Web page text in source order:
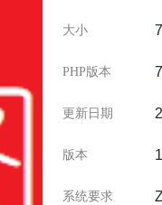
大小
PHP版本
更新日期
版本
系统要求